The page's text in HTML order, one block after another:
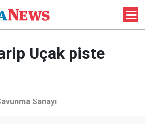
Uçak piste
Sanayi